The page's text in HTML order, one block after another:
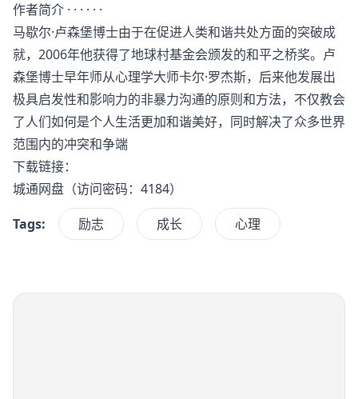
作者简介 · · · · · ·
马歇尔·卢森堡博士由于在促进人类和谐共处方面的突破成
就，2006年他获得了地球村基金会颁发的和平之桥奖。卢
森堡博士早年师从心理学大师卡尔·罗杰斯，后来他发展出
极具启发性和影响力的非暴力沟通的原则和方法，不仅教会
了人们如何是个人生活更加和谐美好，同时解决了众多世界
范围内的冲突和争端
下载链接：
城通网盘 （访问密码：4184）
Tags:
励志 成长 心理